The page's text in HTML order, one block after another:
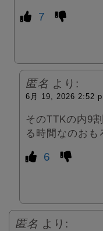
7
匿名 より:
6月 19, 2026 2:52
そのTTKの内9
る時間なのおも
6
匿名 より: